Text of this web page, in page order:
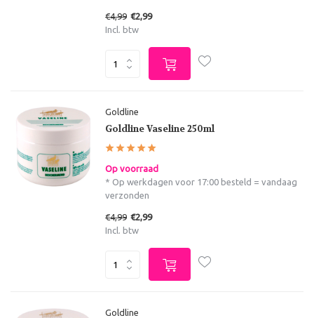
€4,99 €2,99
Incl. btw
Goldline
Goldline Vaseline 250ml
Op voorraad
* Op werkdagen voor 17:00 besteld = vandaag
verzonden
€4,99 €2,99
Incl. btw
Goldline